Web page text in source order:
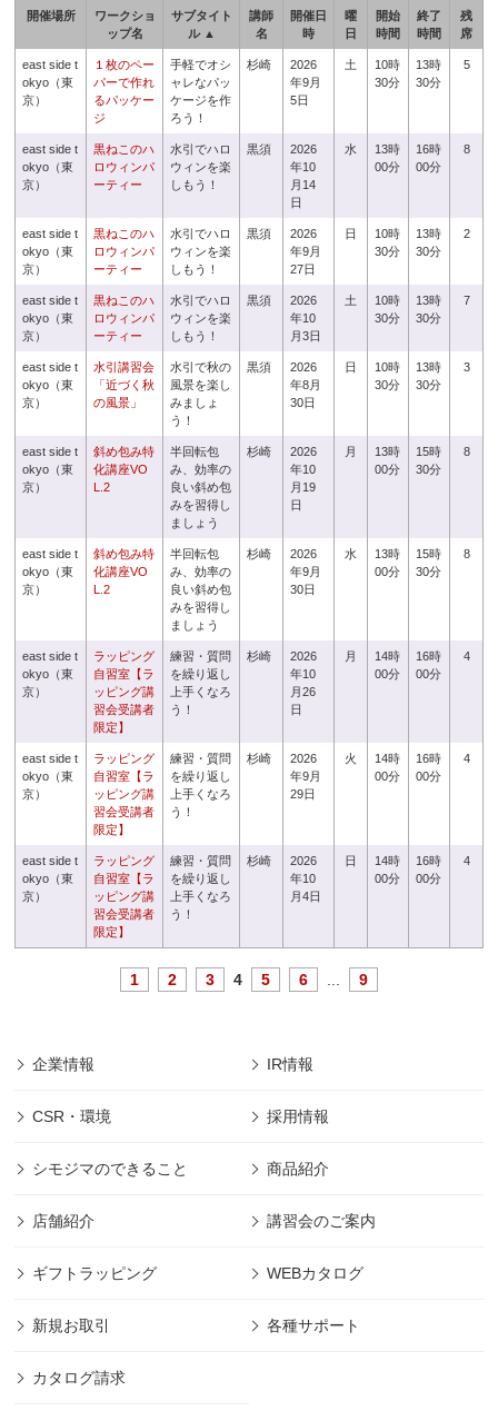
開催場所
ワークショ
ップ名
サブタイト
ル ▲
講師
名
開催日
時
曜
日
開始
時間
終了
時間
残
席
east side t
okyo（東
京）
１枚のペー
パーで作れ
るパッケー
ジ
手軽でオシ
ャレなパッ
ケージを作
ろう！
杉崎
2026
年9月
5日
土
10時
30分
13時
30分
5
east side t
okyo（東
京）
黒ねこのハ
ロウィンパ
ーティー
水引でハロ
ウィンを楽
しもう！
黒須
2026
年10
月14
日
水
13時
00分
16時
00分
8
east side t
okyo（東
京）
黒ねこのハ
ロウィンパ
ーティー
水引でハロ
ウィンを楽
しもう！
黒須
2026
年9月
27日
日
10時
30分
13時
30分
2
east side t
okyo（東
京）
黒ねこのハ
ロウィンパ
ーティー
水引でハロ
ウィンを楽
しもう！
黒須
2026
年10
月3日
土
10時
30分
13時
30分
7
east side t
okyo（東
京）
水引講習会
「近づく秋
の風景」
水引で秋の
風景を楽し
みましょ
う！
黒須
2026
年8月
30日
日
10時
30分
13時
30分
3
east side t
okyo（東
京）
斜め包み特
化講座VO
L.2
半回転包
み、効率の
良い斜め包
みを習得し
ましょう
杉崎
2026
年10
月19
日
月
13時
00分
15時
30分
8
east side t
okyo（東
京）
斜め包み特
化講座VO
L.2
半回転包
み、効率の
良い斜め包
みを習得し
ましょう
杉崎
2026
年9月
30日
水
13時
00分
15時
30分
8
east side t
okyo（東
京）
ラッピング
自習室【ラ
ッピング講
習会受講者
限定】
練習・質問
を繰り返し
上手くなろ
う！
杉崎
2026
年10
月26
日
月
14時
00分
16時
00分
4
east side t
okyo（東
京）
ラッピング
自習室【ラ
ッピング講
習会受講者
限定】
練習・質問
を繰り返し
上手くなろ
う！
杉崎
2026
年9月
29日
火
14時
00分
16時
00分
4
east side t
okyo（東
京）
ラッピング
自習室【ラ
ッピング講
習会受講者
限定】
練習・質問
を繰り返し
上手くなろ
う！
杉崎
2026
年10
月4日
日
14時
00分
16時
00分
4
1 2 3 4 5 6 9
企業情報 IR情報
CSR・環境 採用情報
シモジマのできること 商品紹介
店舗紹介 講習会のご案内
ギフトラッピング WEBカタログ
新規お取引 各種サポート
カタログ請求